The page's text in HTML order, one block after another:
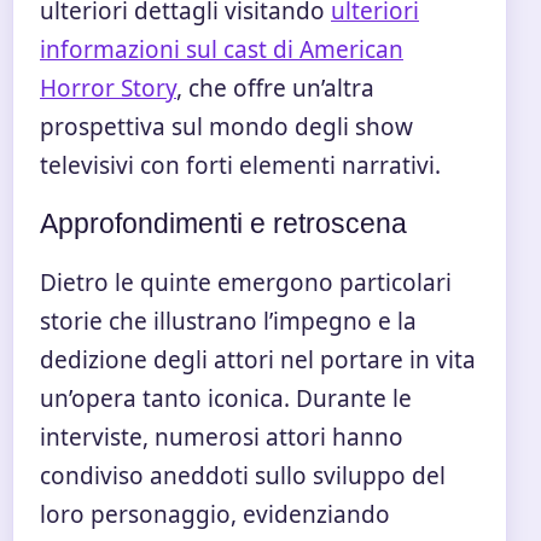
ulteriori dettagli visitando ulteriori
informazioni sul cast di American
Horror Story, che offre un’altra
prospettiva sul mondo degli show
televisivi con forti elementi narrativi.
Approfondimenti e retroscena
Dietro le quinte emergono particolari
storie che illustrano l’impegno e la
dedizione degli attori nel portare in vita
un’opera tanto iconica. Durante le
interviste, numerosi attori hanno
condiviso aneddoti sullo sviluppo del
loro personaggio, evidenziando